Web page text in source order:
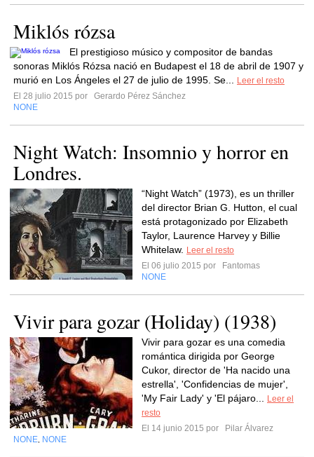
Miklós rózsa
El prestigioso músico y compositor de bandas
sonoras Miklós Rózsa nació en Budapest el 18 de abril de 1907 y
murió en Los Ángeles el 27 de julio de 1995. Se...
Leer el resto
El 28 julio 2015 por
Gerardo Pérez Sánchez
NONE
Night Watch: Insomnio y horror en
Londres.
“Night Watch” (1973), es un thriller
del director Brian G. Hutton, el cual
está protagonizado por Elizabeth
Taylor, Laurence Harvey y Billie
Whitelaw.
Leer el resto
El 06 julio 2015 por
Fantomas
NONE
Vivir para gozar (Holiday) (1938)
Vivir para gozar es una comedia
romántica dirigida por George
Cukor, director de 'Ha nacido una
estrella', 'Confidencias de mujer',
'My Fair Lady' y 'El pájaro...
Leer el
resto
El 14 junio 2015 por
Pilar Álvarez
NONE NONE